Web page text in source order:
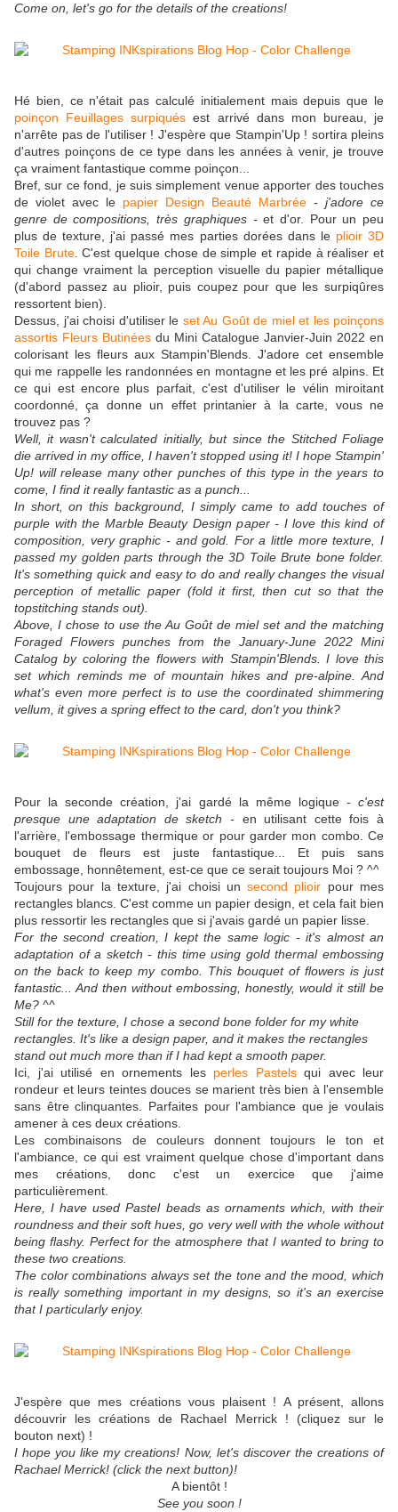
Come on, let's go for the details of the creations!
Hé bien, ce n'était pas calculé initialement mais depuis que le
poinçon Feuillages surpiqués est arrivé dans mon bureau, je
n'arrête pas de l'utiliser ! J'espère que Stampin'Up ! sortira pleins
d'autres poinçons de ce type dans les années à venir, je trouve
ça vraiment fantastique comme poinçon...
Bref, sur ce fond, je suis simplement venue apporter des touches
de violet avec le papier Design Beauté Marbrée - j'adore ce
genre de compositions, très graphiques -et d'or. Pour un peu
plus de texture, j'ai passé mes parties dorées dans le plioir 3D
Toile Brute. C'est quelque chose de simple et rapide à réaliser et
qui change vraiment la perception visuelle du papier métallique
(d'abord passez au plioir, puis coupez pour que les surpiqûres
ressortent bien).
Dessus, j'ai choisi d'utiliser le set Au Goût de miel et les poinçons
assortis Fleurs Butinées du Mini Catalogue Janvier-Juin 2022 en
colorisant les fleurs aux Stampin'Blends. J'adore cet ensemble
qui me rappelle les randonnées en montagne et les pré alpins. Et
ce qui est encore plus parfait, c'est d'utiliser le vélin miroitant
coordonné, ça donne un effet printanier à la carte, vous ne
trouvez pas ?
Well, it wasn't calculated initially, but since the Stitched Foliage
die arrived in my office, I haven't stopped using it! I hope Stampin'
Up! will release many other punches of this type in the years to
come, I find it really fantastic as a punch...
In short, on this background, I simply came to add touches of
purple with the Marble Beauty Design paper - I love this kind of
composition, very graphic - and gold. For a little more texture, I
passed my golden parts through the 3D Toile Brute bone folder.
It's something quick and easy to do and really changes the visual
perception of metallic paper (fold it first, then cut so that the
topstitching stands out).
Above, I chose to use the Au Goût de miel set and the matching
Foraged Flowers punches from the January-June 2022 Mini
Catalog by coloring the flowers with Stampin'Blends. I love this
set which reminds me of mountain hikes and pre-alpine. And
what's even more perfect is to use the coordinated shimmering
vellum, it gives a spring effect to the card, don't you think?
Pour la seconde création, j'ai gardé la même logique - c'est
presque une adaptation de sketch - en utilisant cette fois à
l'arrière, l'embossage thermique or pour garder mon combo. Ce
bouquet de fleurs est juste fantastique... Et puis sans
embossage, honnêtement, est-ce que ce serait toujours Moi ? ^^
Toujours pour la texture, j'ai choisi unsecond plioir pour mes
rectangles blancs. C'est comme un papier design, et cela fait bien
plus ressortir les rectangles que si j'avais gardé un papier lisse.
For the second creation, I kept the same logic - it's almost an
adaptation of a sketch - this time using gold thermal embossing
on the back to keep my combo. This bouquet of flowers is just
fantastic... And then without embossing, honestly, would it still be
Me? ^^
Still for the texture, I chose a second bone folder for my white
rectangles. It's like a design paper, and it makes the rectangles
stand out much more than if I had kept a smooth paper.
Ici, j'ai utilisé en ornements les perles Pastelsqui avec leur
rondeur et leurs teintes douces se marient très bien à l'ensemble
sans être clinquantes. Parfaites pour l'ambiance que je voulais
amener à ces deux créations.
Les combinaisons de couleurs donnent toujours le ton et
l'ambiance, ce qui est vraiment quelque chose d'important dans
mes créations, donc c'est un exercice que j'aime
particulièrement.
Here, I have used Pastel beads as ornaments which, with their
roundness and their soft hues, go very well with the whole without
being flashy. Perfect for the atmosphere that I wanted to bring to
these two creations.
The color combinations always set the tone and the mood, which
is really something important in my designs, so it's an exercise
that I particularly enjoy.
J'espère que mes créations vous plaisent ! A présent, allons
découvrir les créations de Rachael Merrick ! (cliquez sur le
bouton next) !
I hope you like my creations! Now, let's discover the creations of
Rachael Merrick! (click the next button)!
A bientôt !
See you soon !